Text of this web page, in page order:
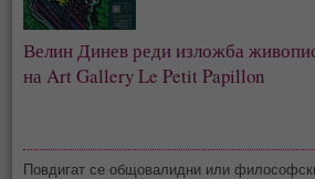
Велин Динев реди изложба
на Art Gallery Le Petit Papillon
Повдигат се общовалидни или